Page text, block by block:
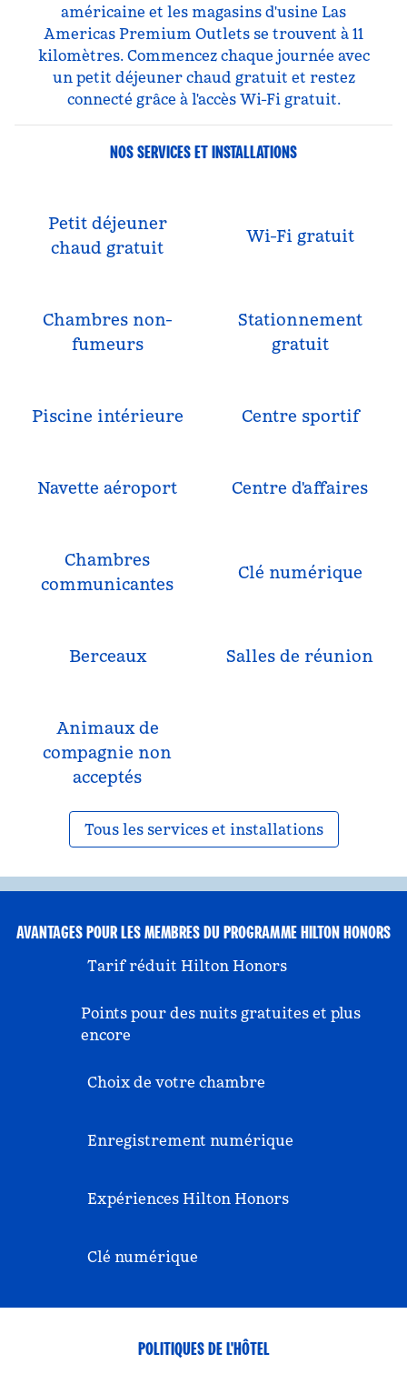
américaine et les magasins d'usine Las
Americas Premium Outlets se trouvent à 11
kilomètres. Commencez chaque journée avec
un petit déjeuner chaud gratuit et restez
connecté grâce à l'accès Wi-Fi gratuit.
NOS SERVICES ET INSTALLATIONS
Petit déjeuner
chaud gratuit
Wi-Fi gratuit
Chambres non-
fumeurs
Stationnement
gratuit
Piscine intérieure Centre sportif
Navette aéroport Centre d'affaires
Chambres
communicantes
Clé numérique
Berceaux Salles de réunion
Animaux de
compagnie non
acceptés
Tous les services et installations
AVANTAGES POUR LES MEMBRES DU PROGRAMME HILTON HONORS
Tarif réduit Hilton Honors
Points pour des nuits gratuites et plus
encore
Choix de votre chambre
Enregistrement numérique
Expériences Hilton Honors
Clé numérique
POLITIQUES DE L'HÔTEL